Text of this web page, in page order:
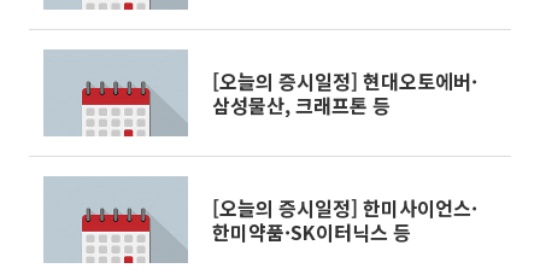
[오늘의 증시일정] 현대오토에버·
삼성물산, 크래프톤 등
[오늘의 증시일정] 한미사이언스·
한미약품·SK이터닉스 등